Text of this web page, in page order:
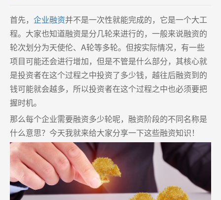
首先， 企业融资并不是一次性就能完成的，它是一个大工
程。大家也知道融资是分几轮来进行的，一般来说融资的
轮次划分为天使伦、A轮等多轮。但按实际情况，有一些
项目可能还会进行增加，但是不管是什么部分，其核心就
是投资者在这个过程之中投资了多少钱，越往后融资到的
钱可能就会越多，所以投资者在这个过程之中也必须要把
握时机。
那么每个企业需要融资多少轮呢，融资阶段的不同名称是
什么意思？今天我就来给大家分享一下这些融资知识！